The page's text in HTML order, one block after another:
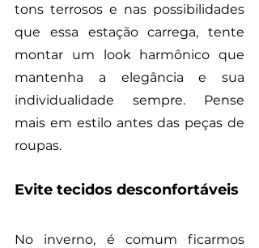
tons terrosos e nas possibilidades
que essa estação carrega, tente
montar um look harmônico que
mantenha a elegância e sua
individualidade sempre. Pense
mais em estilo antes das peças de
roupas.
Evite tecidos desconfortáveis
No inverno, é comum ficarmos